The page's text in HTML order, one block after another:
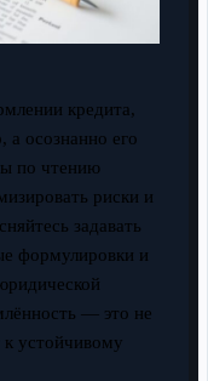
кредита,
а осознанно его
по чтению
риски и
задавать
формулировки и
— это не
устойчивому